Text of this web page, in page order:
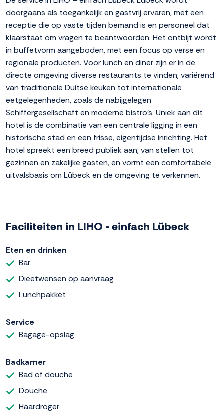
doorgaans als toegankelijk en gastvrij ervaren, met een
receptie die op vaste tijden bemand is en personeel dat
klaarstaat om vragen te beantwoorden. Het ontbijt wordt
in buffetvorm aangeboden, met een focus op verse en
regionale producten. Voor lunch en diner zijn er in de
directe omgeving diverse restaurants te vinden, variërend
van traditionele Duitse keuken tot internationale
eetgelegenheden, zoals de nabijgelegen
Schiffergesellschaft en moderne bistro's. Uniek aan dit
hotel is de combinatie van een centrale ligging in een
historische stad en een frisse, eigentijdse inrichting. Het
hotel spreekt een breed publiek aan, van stellen tot
gezinnen en zakelijke gasten, en vormt een comfortabele
uitvalsbasis om Lübeck en de omgeving te verkennen.
Faciliteiten in LIHO - einfach Lübeck
Eten en drinken
Bar
Dieetwensen op aanvraag
Lunchpakket
Service
Bagage-opslag
Badkamer
Bad of douche
Douche
Haardroger